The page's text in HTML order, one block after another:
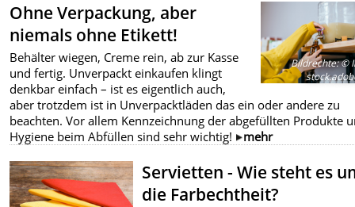
Bildrechte:©
Ohne Verpackung, aber
niemals ohne Etikett!
Behälter wiegen, Creme rein, ab zur Kasse
und fertig. Unverpackt einkaufen klingt
denkbar einfach – ist es eigentlich auch,
aber trotzdem ist in Unverpacktläden das ein oder andere zu
beachten. Vor allem Kennzeichnung der abgefüllten Produkte
Hygiene beim Abfüllen sind sehr wichtig!
mehr
Servietten - Wie steht es
die Farbechtheit?